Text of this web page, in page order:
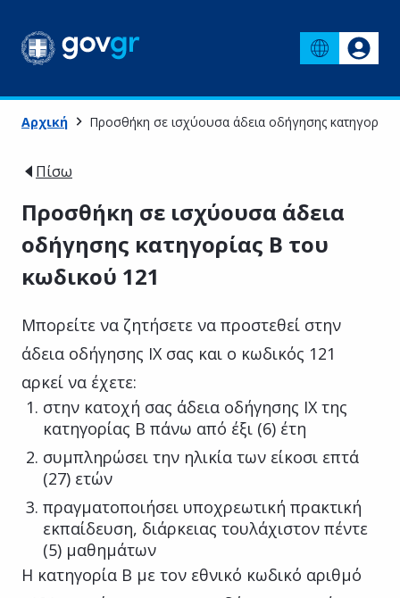
Αρχική Προσθήκη σε ισχύουσα άδεια οδήγησης
Πίσω
Προσθήκη σε ισχύουσα άδεια
οδήγησης κατηγορίας Β του
κωδικού 121
Μπορείτε να ζητήσετε να προστεθεί στην
άδεια οδήγησης ΙΧ σας και ο κωδικός 121
αρκεί να έχετε:
στην κατοχή σας άδεια οδήγησης ΙΧ της
κατηγορίας Β πάνω από έξι (6) έτη
συμπληρώσει την ηλικία των είκοσι επτά
(27) ετών
πραγματοποιήσει υποχρεωτική πρακτική
εκπαίδευση, διάρκειας τουλάχιστον πέντε
(5) μαθημάτων
Η κατηγορία Β με τον εθνικό κωδικό αριθμό